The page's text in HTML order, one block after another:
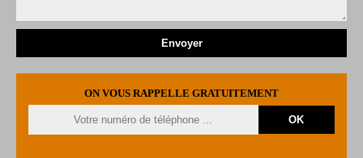
ON VOUS RAPPELLE GRATUITEMENT